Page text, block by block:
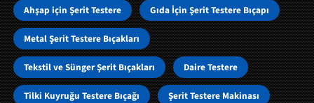
Ahşap için Şerit Testere Gıda İçin Şerit Testere Bıçapı
Metal Şerit Testere Bıçakları
Tekstil ve Sünger Şerit Bıçakları Daire Testere
Tilki Kuyruğu Testere Bıçağı Şerit Testere Makinası